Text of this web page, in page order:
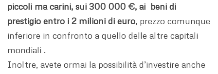
piccoli ma carini, sui 300 000 €, ai beni di
prestigio entro i 2 milioni di euro, prezzo comunque
inferiore in confronto a quello delle altre capitali
mondiali .
Inoltre, avete ormai la possibilità d’investire anche